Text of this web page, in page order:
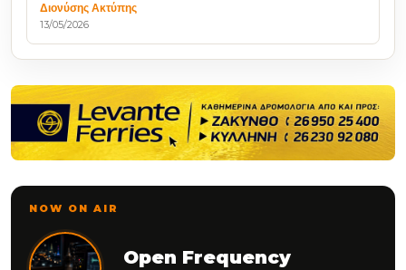
Διονύσης Ακτύπης
13/05/2026
NOW ON AIR
Open Frequency